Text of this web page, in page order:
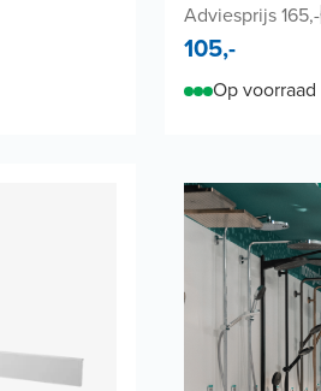
Adviesprijs 165,-
105,-
Op voorraad